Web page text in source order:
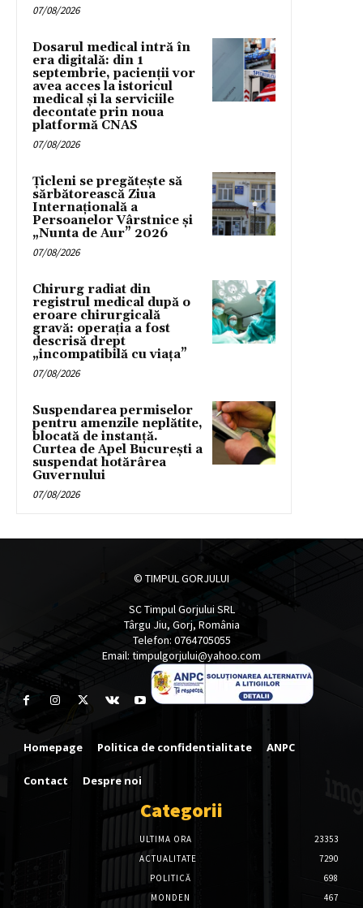
07/08/2026
Dosarul medical intră în
era digitală: din 1
septembrie, pacienții vor
avea acces la istoricul
medical și la serviciile
decontate prin noua
platformă CNAS
07/08/2026
Țicleni se pregătește să
sărbătorească Ziua
Internațională a
Persoanelor Vârstnice și
„Nunta de Aur” 2026
07/08/2026
Chirurg radiat din
registrul medical după o
eroare chirurgicală
gravă: operația a fost
descrisă drept
„incompatibilă cu viața”
07/08/2026
Suspendarea permiselor
pentru amenzile neplătite,
blocată de instanță.
Curtea de Apel București a
suspendat hotărârea
Guvernului
07/08/2026
© TIMPUL GORJULUI
SC Timpul Gorjului SRL
Târgu Jiu, Gorj, România
Telefon: 0764705055
Email: timpulgorjului@yahoo.com
Homepage Politica de confidentialitate ANPC
Contact Despre noi
Categorii
ULTIMA ORA
23353
ACTUALITATE
7290
POLITICĂ
698
MONDEN
467